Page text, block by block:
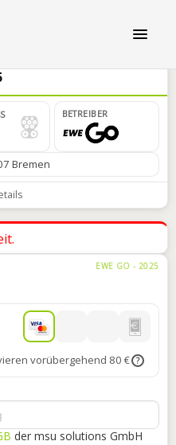
BETREIBER
Bremen
EWE GO - 2025
vorübergehend 80 € ?
der msu solutions GmbH